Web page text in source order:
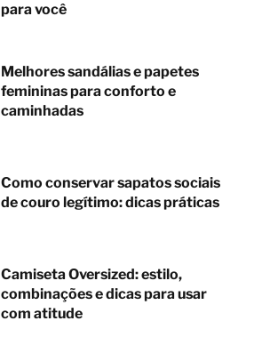
para você
Melhores sandálias e papetes
femininas para conforto e
caminhadas
Como conservar sapatos sociais
de couro legítimo: dicas práticas
Camiseta Oversized: estilo,
combinações e dicas para usar
com atitude